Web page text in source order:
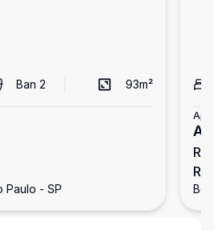
Ban2 93m²
Paulo - SP